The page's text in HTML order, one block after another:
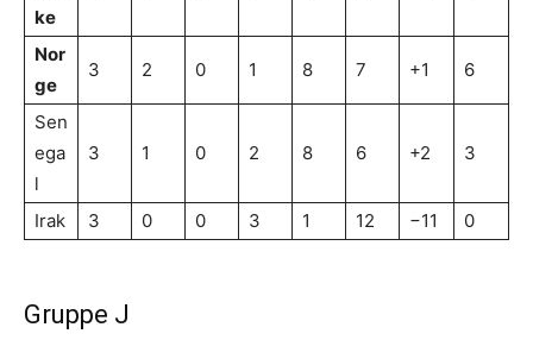
ke
Nor
ge
3 2 0 1 8 7 +1 6
Sen
ega
l
3 1 0 2 8 6 +2 3
Irak 3 0 0 3 1 12 −11 0
Gruppe J